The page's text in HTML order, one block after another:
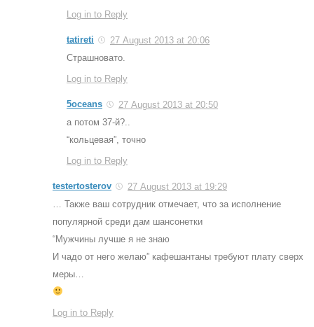
Log in to Reply
tatireti
27 August 2013 at 20:06
Страшновато.
Log in to Reply
5oceans
27 August 2013 at 20:50
а потом 37-й?..
“кольцевая”, точно
Log in to Reply
testertosterov
27 August 2013 at 19:29
… Также ваш сотрудник отмечает, что за исполнение
популярной среди дам шансонетки
“Мужчины лучше я не знаю
И чадо от него желаю” кафешантаны требуют плату сверх
меры…
Log in to Reply